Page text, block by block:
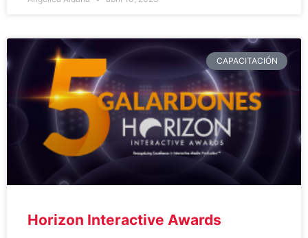
CAPACITACIÓN
Horizon Interactive Awards